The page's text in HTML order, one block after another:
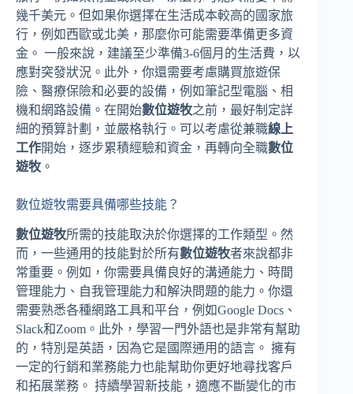
幾千美元。但如果你選擇在生活成本較高的國家旅
行，例如西歐或北美，那麼你可能需要準備更多資
金。 一般來說，建議至少準備3-6個月的生活費，以
應對突發狀況。此外，你還需要考慮購買旅遊保
險、醫療保險和必要的設備，例如筆記型電腦、相
機和網路設備。在開始數位遊牧之前，最好制定詳
細的預算計劃，並嚴格執行。可以考慮從兼職線上
工作開始，逐步累積經驗和資金，再轉向全職數位
遊牧 。
數位遊牧需要具備哪些技能？
數位遊牧所需的技能取決於你選擇的工作類型。然
而，一些通用的技能對於所有數位遊牧者來說都非
常重要。例如，你需要具備良好的溝通能力、時間
管理能力、自我管理能力和解決問題的能力。你還
需要熟悉各種網路工具和平台，例如Google Docs、
Slack和Zoom。此外，學習一門外語也是非常有幫助
的，特別是英語，因為它是國際通用的語言。 擁有
一定的行銷和業務能力也能幫助你更好地尋找客戶
和拓展業務。 持續學習新技能，適應不斷變化的市